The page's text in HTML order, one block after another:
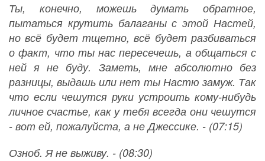
Ты, конечно, можешь думать обратное,
пытаться крутить балаганы с этой Настей,
но всё будет тщетно, всё будет разбиваться
о факт, что ты нас пересечешь, а общаться с
ней я не буду. Заметь, мне абсолютно без
разницы, выдашь или нет ты Настю замуж. Так
что если чешутся руки устроить кому-нибудь
личное счастье, как у тебя всегда они чешутся
- вот ей, пожалуйста, а не Джессике. - (07:15)
Озноб. Я не выживу. - (08:30)